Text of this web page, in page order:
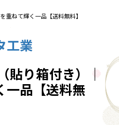
重ねて輝く一品【送料無料】
工業
貼り箱付き）｜
一品【送料無